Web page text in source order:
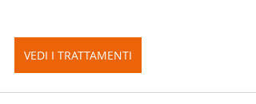
VEDI I TRATTAMENTI